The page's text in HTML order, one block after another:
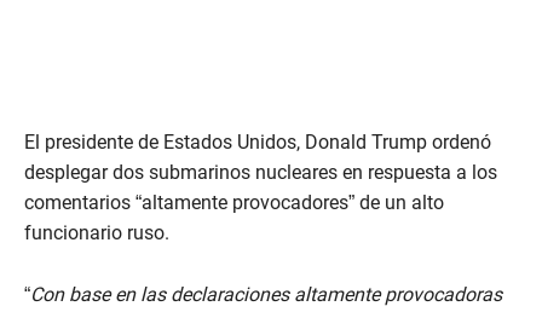
El presidente de Estados Unidos, Donald Trump ordenó
desplegar dos submarinos nucleares en respuesta a los
comentarios “altamente provocadores” de un alto
funcionario ruso.
“Con base en las declaraciones altamente provocadoras